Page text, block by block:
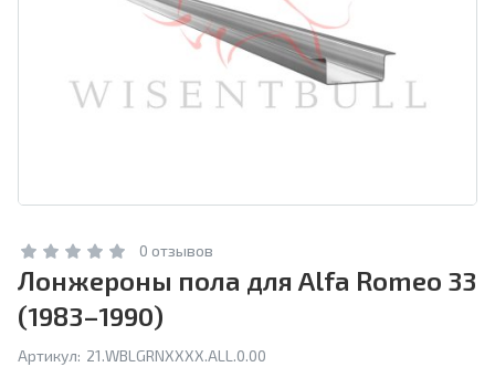
0 отзывов
Лонжероны пола для Alfa Romeo 33
(1983–1990)
Артикул: 21.WBLGRNXXXX.ALL.0.00